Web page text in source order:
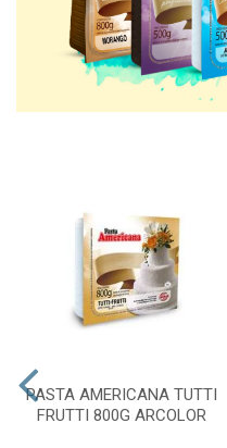
PASTA AMERICANA TUTTI
FRUTTI 800G ARCOLOR